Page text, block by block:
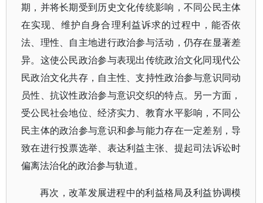
期，并将长期受到历史文化传统影响，不同公民主体
在实现、维护自身合理利益诉求的过程中，能否依
法、理性、自主地进行政治参与活动，仍存在显著差
异。这使公民政治参与表现出传统政治文化同现代公
民政治文化共存，自主性、支持性政治参与意识同动
员性、抗议性政治参与意识交织的特点。另一方面，
受公民社会地位、经济实力、教育水平影响，不同公
民主体的政治参与意识和参与能力存在一定差别，导
致在进行投票选举、表达利益主张、提起司法诉讼时
偏离法治化的政治参与轨道。
再次，改革发展进程中的利益格局及利益协调模